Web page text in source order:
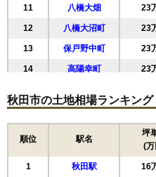
11 八橋大畑 23
12 八橋大沼町 23
13 保戸野中町 23
14 高陽幸町 23
16 八橋本町 23
22
22
19 手形山崎町 22
秋田市の土地相場ランキング
順位 駅名
坪
(
1 秋田駅 16